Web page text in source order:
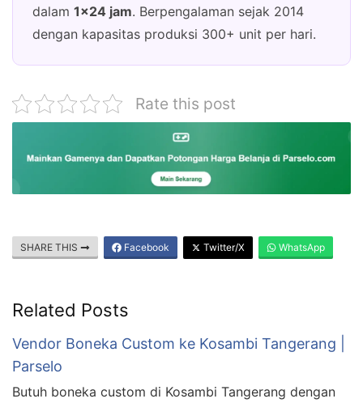
dalam 1×24 jam. Berpengalaman sejak 2014
dengan kapasitas produksi 300+ unit per hari.
Rate this post
SHARE THIS Facebook Twitter/X WhatsApp
Related Posts
Vendor Boneka Custom ke Kosambi Tangerang |
Parselo
Butuh boneka custom di Kosambi Tangerang dengan